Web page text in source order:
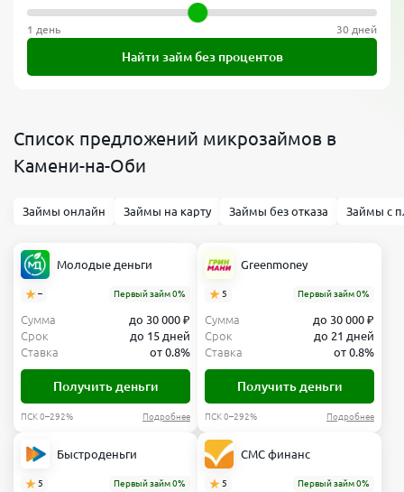
1 день 30 дней
Найти займ без процентов
Список предложений микрозаймов в
Камени-на-Оби
Займы онлайн Займы на карту Займы без отказа Займы с
Молодые деньги
– Первый займ 0%
Сумма
до 30 000 ₽
Срок
до 15 дней
Ставка
от 0.8%
Получить деньги
ПСК 0–292% Подробнее
Greenmoney
5 Первый займ 0%
Сумма
до 30 000 ₽
Срок
до 21 дней
Ставка
от 0.8%
Получить деньги
ПСК 0–292% Подробнее
Быстроденьги
5 Первый займ 0%
СМС финанс
5 Первый займ 0%